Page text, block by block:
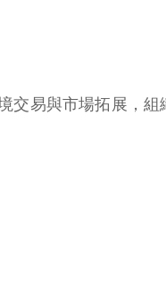
交易與市場拓展，組